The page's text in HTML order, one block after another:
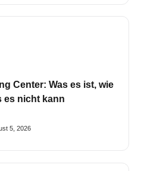
Center: Was es ist, wie
es nicht kann
5, 2026